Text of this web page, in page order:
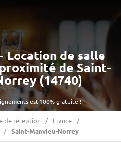
est 100% gratuite !
Location de salle
de Saint-
(14740)
de réception
France
Saint-Manvieu-Norrey